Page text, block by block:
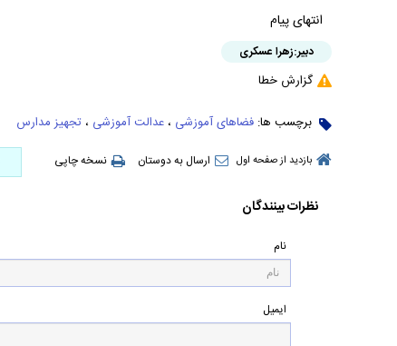
انتهای پیام
دبیر:زهرا عسکری
گزارش خطا
برچسب ها: فضاهای آموزشی ، عدالت آموزشی ، تجهیز مدارس
بازدید از صفحه اول ارسال به دوستان نسخه چاپی
نظرات بینندگان
نام
ایمیل